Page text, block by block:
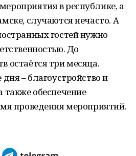
в республике, а
случаются нечасто. А
гостей нужно
До
остаётся три месяца.
дня – благоустройство и
также обеспечение
проведения мероприятий.